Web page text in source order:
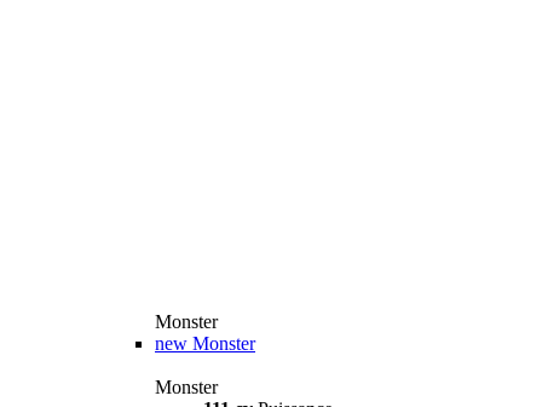
Monster
new Monster
Monster